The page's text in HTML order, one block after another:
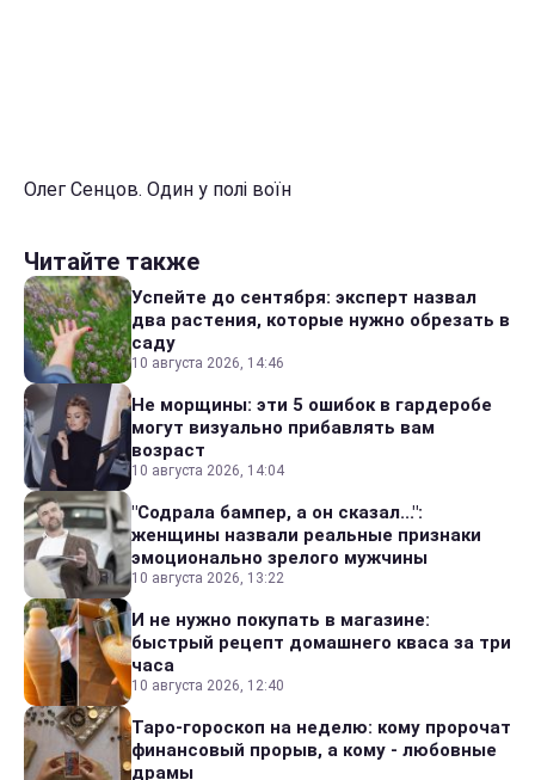
Олег Сенцов. Один у полі воїн
Читайте также
Успейте до сентября: эксперт назвал
два растения, которые нужно обрезать в
саду
10 августа 2026, 14:46
Не морщины: эти 5 ошибок в гардеробе
могут визуально прибавлять вам
возраст
10 августа 2026, 14:04
"Содрала бампер, а он сказал...":
женщины назвали реальные признаки
эмоционально зрелого мужчины
10 августа 2026, 13:22
И не нужно покупать в магазине:
быстрый рецепт домашнего кваса за три
часа
10 августа 2026, 12:40
Таро-гороскоп на неделю: кому пророчат
финансовый прорыв, а кому - любовные
драмы